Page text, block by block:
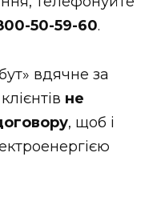
50-59-60.
вдячне за
не
, щоб і